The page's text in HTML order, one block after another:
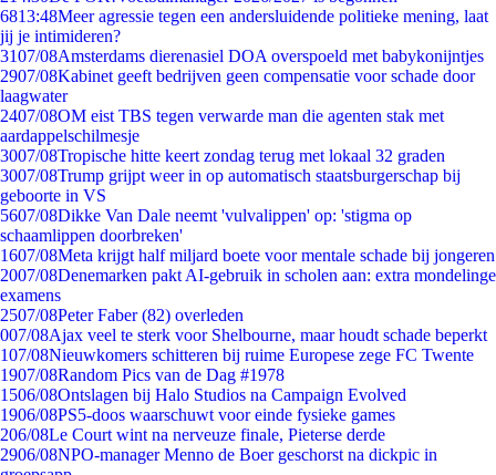
6813:48Meer agressie tegen een andersluidende politieke mening, laat
jij je intimideren?
3107/08Amsterdams dierenasiel DOA overspoeld met babykonijntjes
2907/08Kabinet geeft bedrijven geen compensatie voor schade door
laagwater
2407/08OM eist TBS tegen verwarde man die agenten stak met
aardappelschilmesje
3007/08Tropische hitte keert zondag terug met lokaal 32 graden
3007/08Trump grijpt weer in op automatisch staatsburgerschap bij
geboorte in VS
5607/08Dikke Van Dale neemt 'vulvalippen' op: 'stigma op
schaamlippen doorbreken'
1607/08Meta krijgt half miljard boete voor mentale schade bij jongeren
2007/08Denemarken pakt AI-gebruik in scholen aan: extra mondelinge
examens
2507/08Peter Faber (82) overleden
007/08Ajax veel te sterk voor Shelbourne, maar houdt schade beperkt
107/08Nieuwkomers schitteren bij ruime Europese zege FC Twente
1907/08Random Pics van de Dag #1978
1506/08Ontslagen bij Halo Studios na Campaign Evolved
1906/08PS5-doos waarschuwt voor einde fysieke games
206/08Le Court wint na nerveuze finale, Pieterse derde
2906/08NPO-manager Menno de Boer geschorst na dickpic in